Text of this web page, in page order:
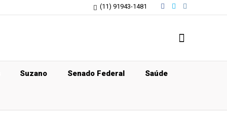
(11) 91943-1481
Suzano Senado Federal Saúde